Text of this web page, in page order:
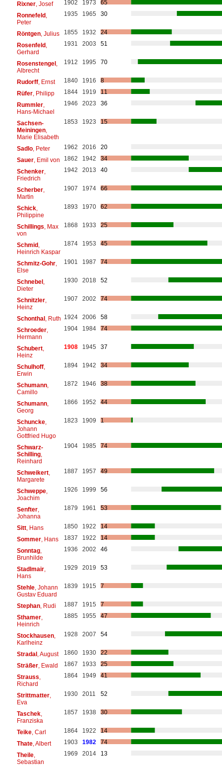
Rixner, Josef 1902 1973
65
Ronnefeld,
Peter
1935 1965 30
Röntgen, Julius 1855 1932
24
Rosenfeld,
Gerhard
1931 2003 51
Rosenstengel,
Albrecht
1912 1995 70
Rudorff, Ernst 1840 1916
8
Rüfer, Philipp 1844 1919
11
Rummler,
Hans-Michael
1946 2023 36
Sachsen-
Meiningen,
Marie Elisabeth
1853 1923 15
Sadlo, Peter 1962 2016
20
Sauer, Emil von 1862 1942
34
Schenker,
Friedrich
1942 2013 40
Scherber,
Martin
1907 1974 66
Schick,
Philippine
1893 1970 62
Schillings , Max
von
1868 1933 25
Schmid,
Heinrich Kaspar
1874 1953 45
Schmitz-Gohr,
Else
1901 1987 74
Schnebel,
Dieter
1930 2018 52
Schnitzler,
Heinz
1907 2002 74
Schonthal, Ruth 1924 2006
58
Schroeder,
Hermann
1904 1984 74
Schubert,
Heinz
1908 1945 37
Schulhoff,
Erwin
1894 1942 34
Schumann,
Camillo
1872 1946 38
Schumann,
Georg
1866 1952 44
Schuncke,
Johann
Gottfried Hugo
1823 1909 1
Schwarz-
Schilling,
Reinhard
1904 1985 74
Schweikert,
Margarete
1887 1957 49
Schweppe,
Joachim
1926 1999 56
Senfter,
Johanna
1879 1961 53
Sitt, Hans 1850 1922
14
Sommer, Hans 1837 1922
14
Sonntag,
Brunhilde
1936 2002 46
Stadlmair,
Hans
1929 2019 53
Stehle, Johann
Gustav Eduard
1839 1915 7
Stephan, Rudi 1887 1915
7
Sthamer,
Heinrich
1885 1955 47
Stockhausen,
Karlheinz
1928 2007 54
Stradal, August 1860 1930
22
Sträßer, Ewald 1867 1933
25
Strauss
Richard
1864 1949 41
Strittmatter,
Eva
1930 2011 52
Taschek,
Franziska
1857 1938 30
Teike, Carl 1864 1922
14
Thate, Albert 1903 1982
74
Theile,
Sebastian
1969 2014 13